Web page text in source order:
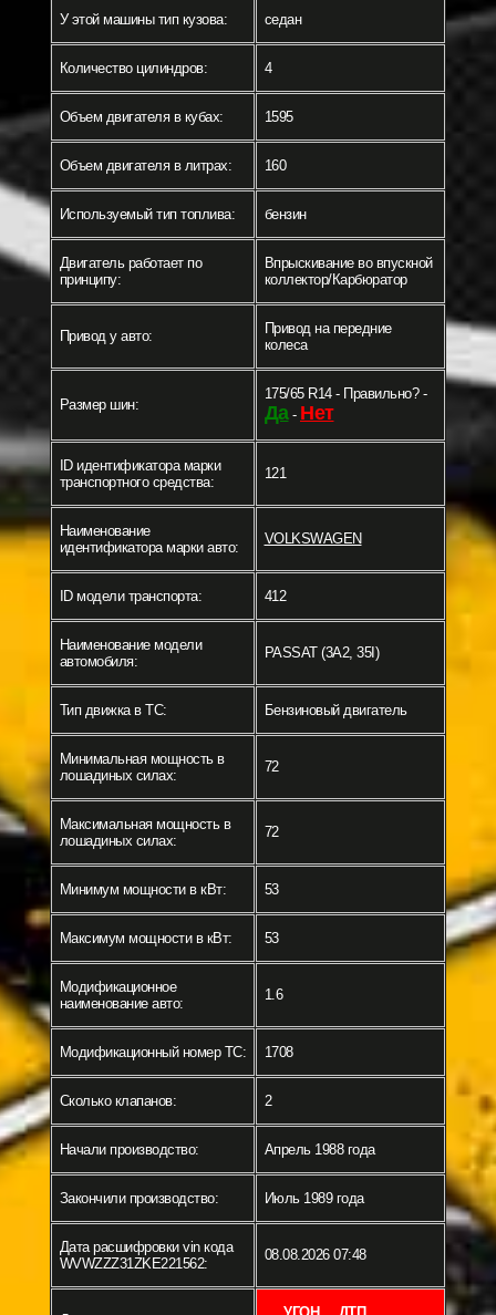
У этой машины тип кузова: седан
Количество цилиндров: 4
Объем двигателя в кубах: 1595
Объем двигателя в литрах: 160
Используемый тип топлива: бензин
Двигатель работает по
принципу:
Впрыскивание во впускной
коллектор/Карбюратор
Привод у авто:
Привод на передние
колеса
Размер шин:
175/65 R14 - Правильно? -
Да- Нет
ID идентификатора марки
транспортного средства:
121
Наименование
идентификатора марки авто:
VOLKSWAGEN
ID модели транспорта: 412
Наименование модели
автомобиля:
PASSAT (3A2, 35I)
Тип движка в ТС: Бензиновый двигатель
Минимальная мощность в
лошадиных силах:
72
Максимальная мощность в
лошадиных силах:
72
Минимум мощности в кВт: 53
Максимум мощности в кВт: 53
Модификационное
наименование авто:
1.6
Модификационный номер ТС: 1708
Сколько клапанов: 2
Начали производство: Апрель 1988 года
Закончили производство: Июль 1989 года
Дата расшифровки vin кода
WVWZZZ31ZKE221562:
08.08.2026 07:48